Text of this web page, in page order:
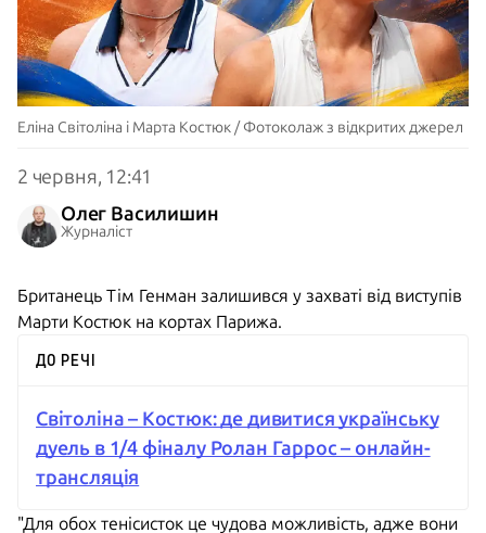
Еліна Світоліна і Марта Костюк / Фотоколаж з відкритих джерел
2 червня, 12:41
Олег Василишин
Журналіст
Британець Тім Генман залишився у захваті від виступів
Марти Костюк на кортах Парижа.
ДО РЕЧІ
Світоліна – Костюк: де дивитися українську
дуель в 1/4 фіналу Ролан Гаррос – онлайн-
трансляція
"Для обох тенісисток це чудова можливість, адже вони